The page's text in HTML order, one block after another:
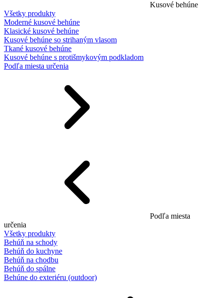
Kusové behúne
Všetky produkty
Moderné kusové behúne
Klasické kusové behúne
Kusové behúne so strihaným vlasom
Tkané kusové behúne
Kusové behúne s protišmykovým podkladom
Podľa miesta určenia
Podľa miesta
určenia
Všetky produkty
Behúň na schody
Behúň do kuchyne
Behúň na chodbu
Behúň do spálne
Behúne do exteriéru (outdoor)